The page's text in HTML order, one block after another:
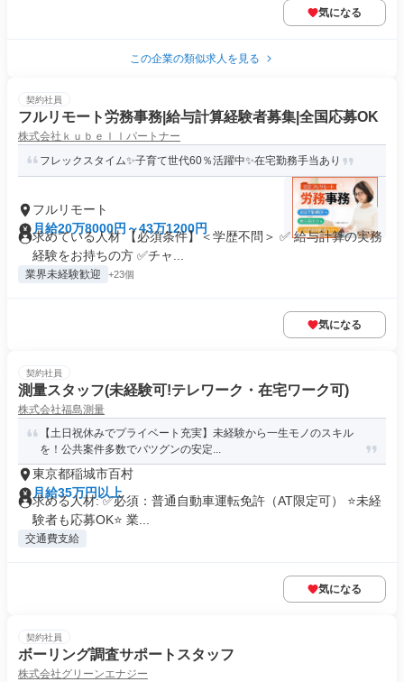
気になる
この企業の類似求人を見る
契約社員
フルリモート労務事務|給与計算経験者募集|全国応募OK
株式会社ｋｕｂｅｌｌパートナー
フレックスタイム✨子育て世代60％活躍中✨在宅勤務手当あり
フルリモート
月給20万8000円～43万1200円
求めている人材 【必須条件】＜学歴不問＞ ✅ 給与計算の実務
経験をお持ちの方 ✅️チャ...
業界未経験歓迎 +23個
気になる
契約社員
測量スタッフ(未経験可!テレワーク・在宅ワーク可)
株式会社福島測量
【土日祝休みでプライベート充実】未経験から一生モノのスキル
を！公共案件多数でバツグンの安定...
東京都稲城市百村
月給35万円以上
求める人材: ✅必須：普通自動車運転免許（AT限定可） ⭐未経
験者も応募OK⭐ 業...
交通費支給
気になる
契約社員
ボーリング調査サポートスタッフ
株式会社グリーンエナジー